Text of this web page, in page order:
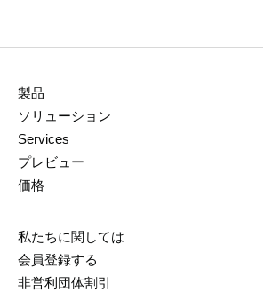
製品
ソリューション
Services
プレビュー
価格
私たちに関しては
会員登録する
非営利団体割引